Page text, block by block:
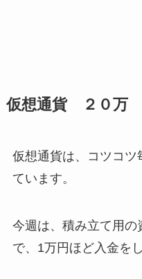
仮想通貨 ２０万
仮想通貨は、コツコツ
ています。
今週は、積み立て用
で、1万円ほど入金を